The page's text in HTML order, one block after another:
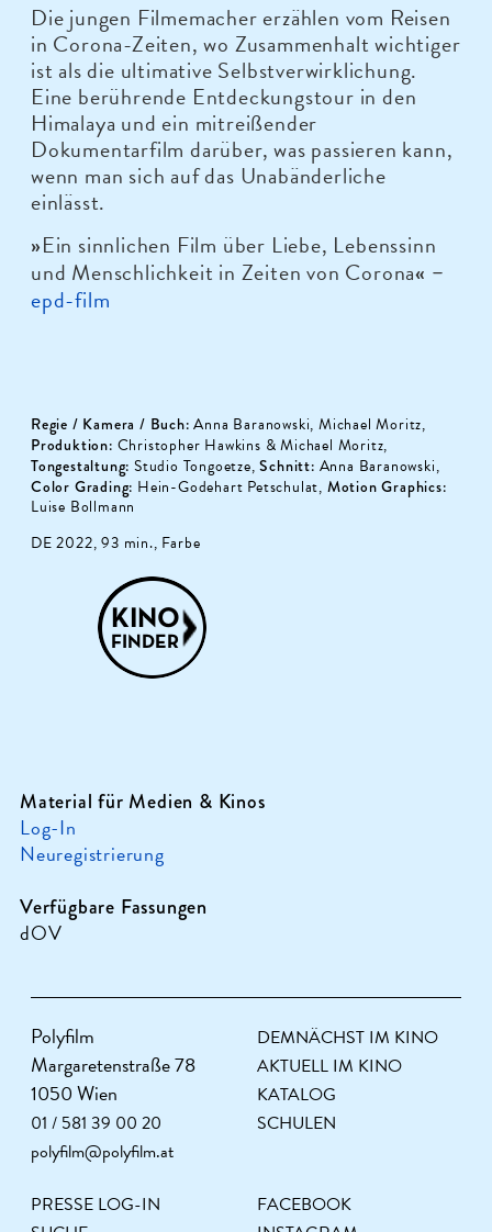
Die jungen Filmemacher erzählen vom Reisen
in Corona-Zeiten, wo Zusammenhalt wichtiger
ist als die ultimative Selbstverwirklichung.
Eine berührende Entdeckungstour in den
Himalaya und ein mitreißender
Dokumentarfilm darüber, was passieren kann,
wenn man sich auf das Unabänderliche
einlässt.
»Ein sinnlichen Film über Liebe, Lebenssinn
und Menschlichkeit in Zeiten von Corona« –
epd-film
Regie / Kamera / Buch:Anna Baranowski, Michael Moritz,
Produktion: Christopher Hawkins & Michael Moritz,
Tongestaltung: Studio Tongoetze,Schnitt: Anna Baranowski,
Color Grading: Hein-Godehart Petschulat, Motion Graphics:
Luise Bollmann
DE 2022, 93 min., Farbe
Material für Medien & Kinos
Log-In
Neuregistrierung
Verfügbare Fassungen
dOV
Polyfilm
Margaretenstraße 78
1050 Wien
01 / 581 39 00 20
polyfilm@polyfilm.at
DEMNÄCHST IM KINO
AKTUELL IM KINO
KATALOG
SCHULEN
PRESSE LOG-IN
FACEBOOK